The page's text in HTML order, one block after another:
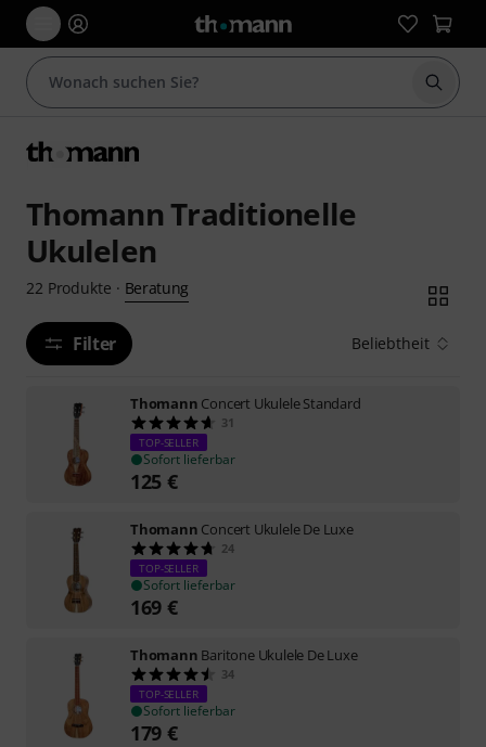
Suche
Thomann Traditionelle
Ukulelen
22 Produkte · Beratung
Filter Beliebtheit
Thomann Concert Ukulele Standard
31
TOP-SELLER
Sofort lieferbar
125 €
Thomann Concert Ukulele De Luxe
24
TOP-SELLER
Sofort lieferbar
169 €
Thomann Baritone Ukulele De Luxe
34
TOP-SELLER
Sofort lieferbar
179 €